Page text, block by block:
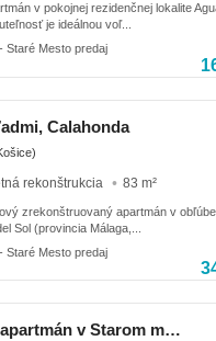
v pokojnej rezidenčnej lokalite
je ideálnou voľ...
Staré Mesto predaj
Calahonda
rekonštrukcia 83 m²
zrekonštruovaný apartmán v
Sol (provincia Málaga,...
Staré Mesto predaj
OCCAM/ Exkluzívny apartmán v Starom meste-v centre Košíc